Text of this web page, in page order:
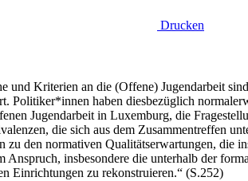
Drucken
und Kriterien an die (Offene) Jugendarbeit
Politiker*innen haben diesbezüglich
Jugendarbeit in Luxemburg, die
die sich aus dem Zusammentreffen
zu den normativen Qualitätserwartungen, die
Anspruch, insbesondere die unterhalb der
Einrichtungen zu rekonstruieren.“ (S.252)